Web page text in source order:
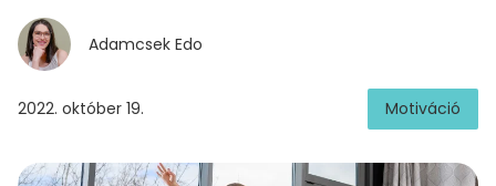
Adamcsek Edo
2022. október 19. Motiváció